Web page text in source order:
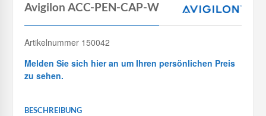
Avigilon ACC-PEN-CAP-W
Artikelnummer 150042
Melden Sie sich hier an um Ihren persönlichen Preis
zu sehen.
BESCHREIBUNG